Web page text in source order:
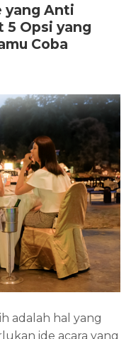
yang Anti
5 Opsi yang
Coba
adalah hal yang
ide acara yang